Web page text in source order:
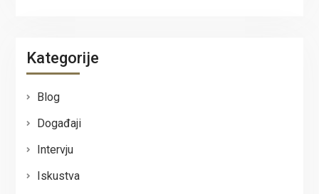
Kategorije
Blog
Događaji
Intervju
Iskustva